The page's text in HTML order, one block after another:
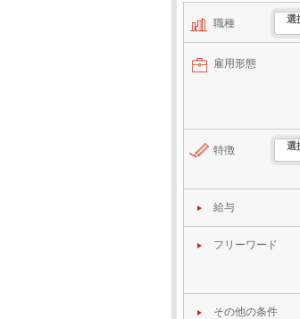
職種 選
雇用形態
特徴 選
給与
フリーワード
その他の条件